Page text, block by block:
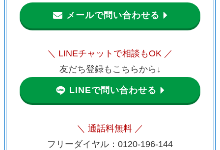
メールで問い合わせる
＼ LINEチャットで相談もOK ／
友だち登録もこちらから↓
LINEで問い合わせる
＼ 通話料無料 ／
フリーダイヤル：0120-196-144